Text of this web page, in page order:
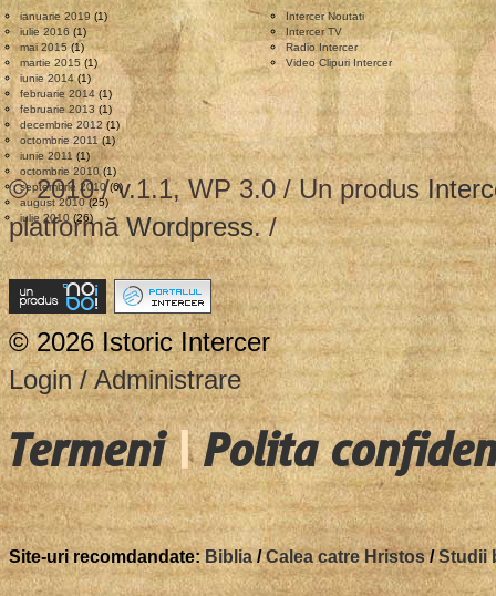
ianuarie 2019 (1)
iulie 2016(1)
mai 2015(1)
martie 2015 (1)
iunie 2014 (1)
februarie 2014(1)
februarie 2013 (1)
decembrie 2012 (1)
octombrie 2011 (1)
iunie 2011 (1)
octombrie 2010(1)
septembrie 2010(6)
august 2010(25)
iulie 2010(26)
Intercer Noutati
Intercer TV
Radio Intercer
Video Clipuri Intercer
© 2010 / v.1.1, WP 3.0 / Un produs
platformăWordpress. /
© 2026 Istoric Intercer
Login / Administrare
Termeni|Polita
Site-uri recomdandate:Biblia/Calea catre Hristos/Studii